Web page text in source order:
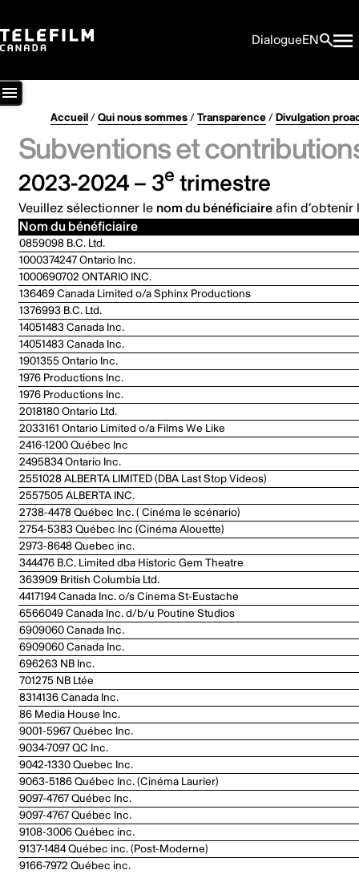
DialogueEN
Accueil/Qui nous sommes/Transparence/Divulgation
Subventions et
2023-2024 – 3e trimestre
Veuillez sélectionner le nom du bénéficiaireafin d’obtenir
Nom du bénéficiaire
0859098 B.C. Ltd.
1000374247 Ontario Inc.
1000690702 ONTARIO INC.
136469 Canada Limited o/a Sphinx Productions
1376993 B.C. Ltd.
14051483 Canada Inc.
14051483 Canada Inc.
1901355 Ontario Inc.
1976 Productions Inc.
1976 Productions Inc.
2018180 Ontario Ltd.
2033161 Ontario Limited o/a Films We Like
2416-1200 Québec Inc
2495834 Ontario Inc.
2551028 ALBERTA LIMITED (DBA Last Stop Videos)
2557505 ALBERTA INC.
2738-4478 Québec Inc. ( Cinéma le scénario)
2754-5383 Québec Inc (Cinéma Alouette)
2973-8648 Quebec inc.
344476 B.C. Limited dba Historic Gem Theatre
363909 British Columbia Ltd.
4417194 Canada Inc. o/s Cinema St-Eustache
6566049 Canada Inc. d/b/u Poutine Studios
6909060 Canada Inc.
6909060 Canada Inc.
696263 NB Inc.
701275 NB Ltée
8314136 Canada Inc.
86 Media House Inc.
9001-5967 Québec Inc.
9034-7097 QC Inc.
9042-1330 Quebec Inc.
9063-5186 Québec Inc. (Cinéma Laurier)
9097-4767 Québec Inc.
9097-4767 Québec Inc.
9108-3006 Québec inc.
9137-1484 Québec inc. (Post-Moderne)
9166-7972 Québec inc.